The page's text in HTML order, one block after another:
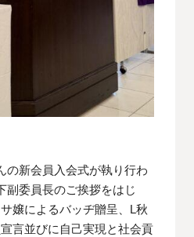
の新会員入会式が執り行わ
副委員長のご挨拶をはじ
嬢によるバッヂ贈呈、L秋
言並びに自己実現と社会貢